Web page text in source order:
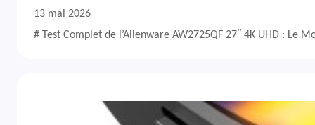
13 mai 2026
# Test Complet de l’Alienware AW2725QF 27″ 4K UHD : Le